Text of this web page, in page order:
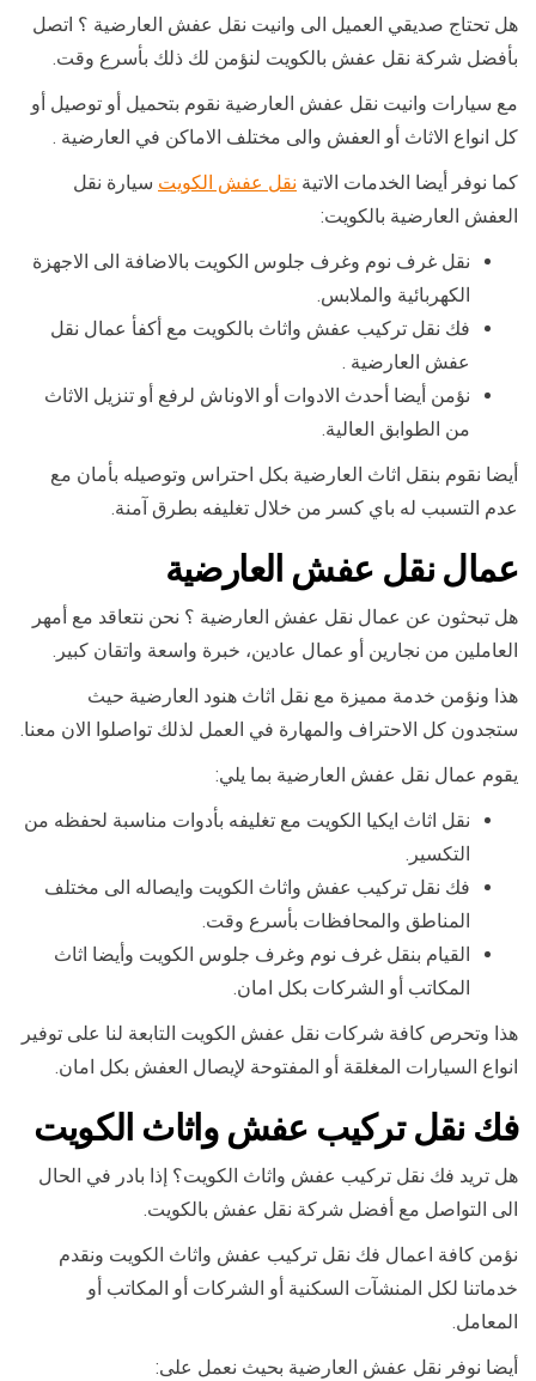
هل تحتاج صديقي العميل الى وانيت نقل عفش العارضية ؟ اتصل
بأفضل شركة نقل عفش بالكويت لنؤمن لك ذلك بأسرع وقت.
مع سيارات وانيت نقل عفش العارضية نقوم بتحميل أو توصيل أو
كل انواع الاثاث أو العفش والى مختلف الاماكن في العارضية .
كما نوفر أيضا الخدمات الاتية نقل عفش الكويت سيارة نقل
العفش العارضية بالكويت:
نقل غرف نوم وغرف جلوس الكويت بالاضافة الى الاجهزة
الكهربائية والملابس.
فك نقل تركيب عفش واثاث بالكويت مع أكفأ عمال نقل
عفش العارضية .
نؤمن أيضا أحدث الادوات أو الاوناش لرفع أو تنزيل الاثاث
من الطوابق العالية.
أيضا نقوم بنقل اثاث العارضية بكل احتراس وتوصيله بأمان مع
عدم التسبب له باي كسر من خلال تغليفه بطرق آمنة.
عمال نقل عفش العارضية
هل تبحثون عن عمال نقل عفش العارضية ؟ نحن نتعاقد مع أمهر
العاملين من نجارين أو عمال عادين، خبرة واسعة واتقان كبير.
هذا ونؤمن خدمة مميزة مع نقل اثاث هنود العارضية حيث
ستجدون كل الاحتراف والمهارة في العمل لذلك تواصلوا الان معنا.
يقوم عمال نقل عفش العارضية بما يلي:
نقل اثاث ايكيا الكويت مع تغليفه بأدوات مناسبة لحفظه من
التكسير.
فك نقل تركيب عفش واثاث الكويت وايصاله الى مختلف
المناطق والمحافظات بأسرع وقت.
القيام بنقل غرف نوم وغرف جلوس الكويت وأيضا اثاث
المكاتب أو الشركات بكل امان.
هذا وتحرص كافة شركات نقل عفش الكويت التابعة لنا على توفير
انواع السيارات المغلقة أو المفتوحة لإيصال العفش بكل امان.
فك نقل تركيب عفش واثاث الكويت
هل تريد فك نقل تركيب عفش واثاث الكويت؟ إذا بادر في الحال
الى التواصل مع أفضل شركة نقل عفش بالكويت.
نؤمن كافة اعمال فك نقل تركيب عفش واثاث الكويت ونقدم
خدماتنا لكل المنشآت السكنية أو الشركات أو المكاتب أو
المعامل.
أيضا نوفر نقل عفش العارضية بحيث نعمل على: